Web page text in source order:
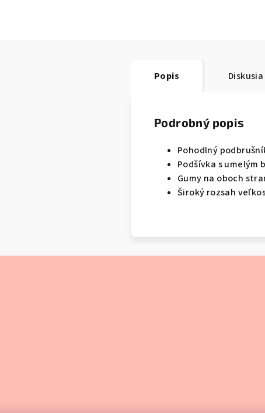
Popis Diskusia
Podrobný popis
Pohodlný
Podšívka s umelým
Gumy na oboch
Široký rozsah